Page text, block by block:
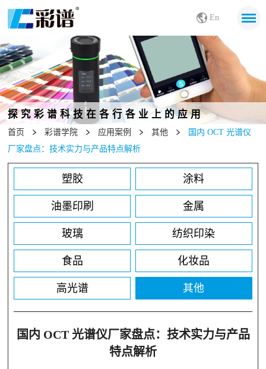
En
探究彩谱科技在各行各业上的应用
首页 彩谱学院 应用案例 其他
国内 OCT 光谱仪
厂家盘点：技术实力与产品特点解析
塑胶 涂料
油墨印刷 金属
玻璃 纺织印染
食品 化妆品
高光谱 其他
国内 OCT 光谱仪厂家盘点：技术实力与产品
特点解析